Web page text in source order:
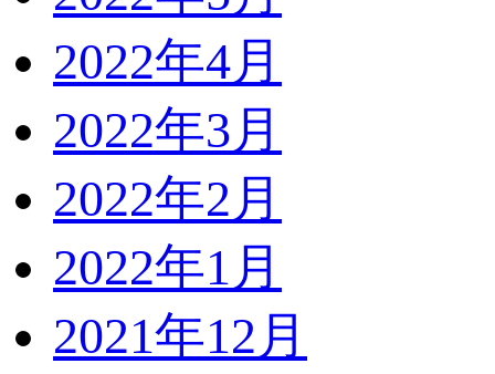
2022年4月
2022年3月
2022年2月
2022年1月
2021年12月